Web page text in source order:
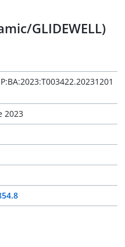
GLIDEWELL)
2023